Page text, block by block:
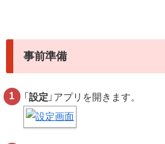
事前準備
「設定 」アプリを開きます。